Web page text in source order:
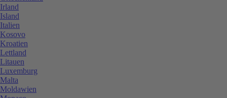
Irland
Island
Italien
Kosovo
Kroatien
Lettland
Litauen
Luxemburg
Malta
Moldawien